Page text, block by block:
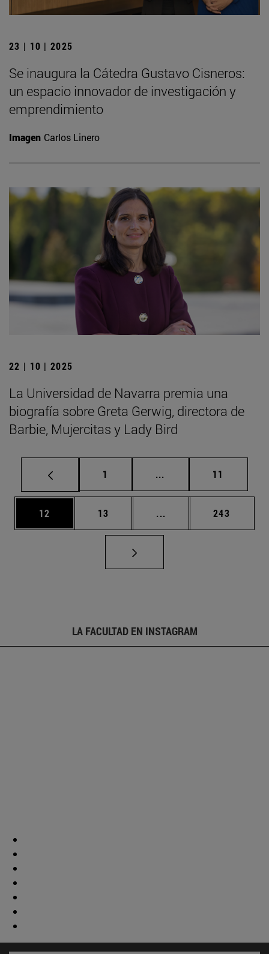
23 | 10 | 2025
Se inaugura la Cátedra Gustavo Cisneros:
un espacio innovador de investigación y
emprendimiento
Imagen Carlos Linero
22 | 10 | 2025
La Universidad de Navarra premia una
biografía sobre Greta Gerwig, directora de
Barbie, Mujercitas y Lady Bird
Página
1 ... Páginas intermedias
Página
11
Página
12 Página
13 ... Páginas intermedias
Página
243
LA FACULTAD EN INSTAGRAM